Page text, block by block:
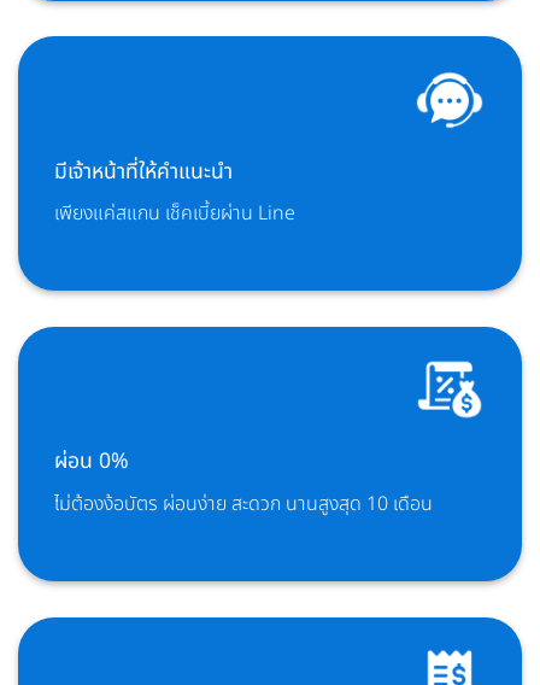
มีเจ้าหน้าที่ให้คำแนะนำ
เพียงแค่สแกน เช็คเบี้ยผ่าน Line
ผ่อน 0%
ไม่ต้องง้อบัตร ผ่อนง่าย สะดวก นานสูงสุด 10 เดือน